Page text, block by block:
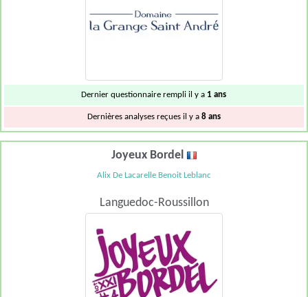
Dernier questionnaire rempli il y a 1 ans
Dernières analyses reçues il y a 8 ans
Joyeux Bordel
Alix De Lacarelle Benoit Leblanc
Languedoc-Roussillon